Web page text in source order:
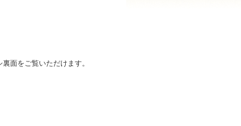
面をご覧いただけます。